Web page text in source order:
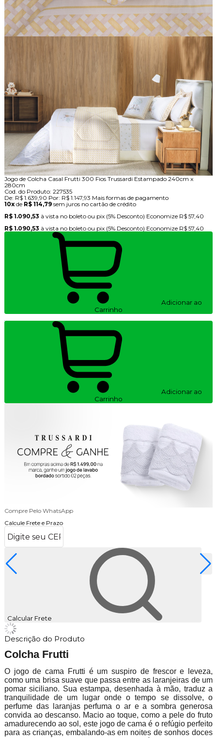
Jogo de Colcha Casal Frutti 300 Fios Trussardi Estampado 240cm x
280cm
Cod. do Produto: 227535
De: R$ 1.639,90 Por: R$ 1.147,93 Mais formas de pagamento
10xde R$ 114,79 sem juros no cartão de crédito
R$ 1.090,53 à vista no boleto ou pix (5% Desconto) Economize R$ 57,40
R$ 1.090,53 à vista no boleto ou pix (5% Desconto) Economize R$ 57,40
Adicionar ao
Carrinho
Adicionar ao
Carrinho
Compre Pelo WhatsApp
Calcule Frete e Prazo
Calcular Frete
Descrição do Produto
Colcha Frutti
O jogo de cama Frutti é um suspiro de frescor e leveza,
como uma brisa suave que passa entre as laranjeiras de um
pomar siciliano. Sua estampa, desenhada à mão, traduz a
tranquilidade de um lugar onde o tempo se dissolve, o
perfume das laranjas perfuma o ar e a sombra generosa
convida ao descanso. Macio ao toque, como a pele do fruto
amadurecendo ao sol, este jogo de cama é o refúgio perfeito
para as crianças, embalando-as em noites de sonhos doces